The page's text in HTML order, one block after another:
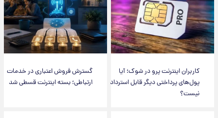
کاربران اینترنت پرو در شوک؛ آیا
پول‌های پرداختی دیگر قابل استرداد
نیست؟
گسترش فروش اعتباری در خدمات
ارتباطی؛ بسته اینترنت قسطی شد